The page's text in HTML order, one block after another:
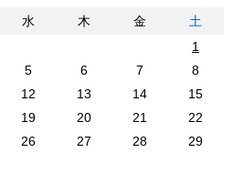
水 木 金
土
1
5 6 7
8
12 13 14
15
19 20 21
22
26 27 28
29